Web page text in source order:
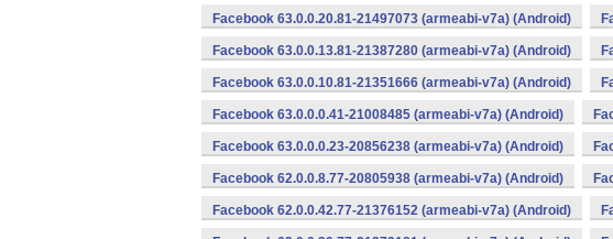
Facebook 63.0.0.20.81-21497073 (armeabi-v7a) (Android)
Facebook 63.0.0.13.81-21387280 (armeabi-v7a) (Android)
Facebook 63.0.0.10.81-21351666 (armeabi-v7a) (Android)
Facebook 63.0.0.0.41-21008485 (armeabi-v7a) (Android)
Facebook 63.0.0.0.23-20856238 (armeabi-v7a) (Android)
Facebook 62.0.0.8.77-20805938 (armeabi-v7a) (Android)
Facebook 62.0.0.42.77-21376152 (armeabi-v7a) (Android)